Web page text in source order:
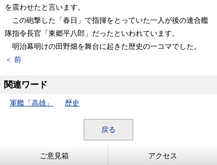
を震わせたと言います。
この砲撃した「春日」で指揮をとっていた一人が後の連合艦
隊指令長官「東郷平八郎」だったといわれています。
明治幕明けの田野畑を舞台に起きた歴史の一コマでした。
＜ 前
関連ワード
軍艦「高雄」 歴史
戻る
ご意見箱 アクセス